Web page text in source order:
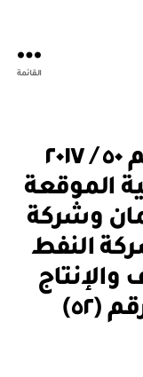
القائمة
مرسوم سلطاني رقم ٥٠ / ٢٠١٧
الموقعة
وشركة
النفط
(٥٢)